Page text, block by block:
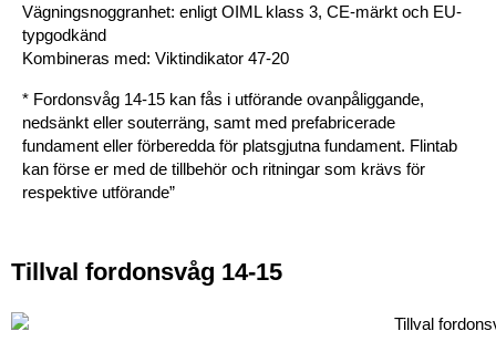
Vägningsnoggranhet: enligt OIML klass 3, CE-märkt och EU-
typgodkänd
Kombineras med: Viktindikator 47-20
* Fordonsvåg 14-15 kan fås i utförande ovanpåliggande,
nedsänkt eller souterräng, samt med prefabricerade
fundament eller förberedda för platsgjutna fundament. Flintab
kan förse er med de tillbehör och ritningar som krävs för
respektive utförande”
Tillval fordonsvåg 14-15